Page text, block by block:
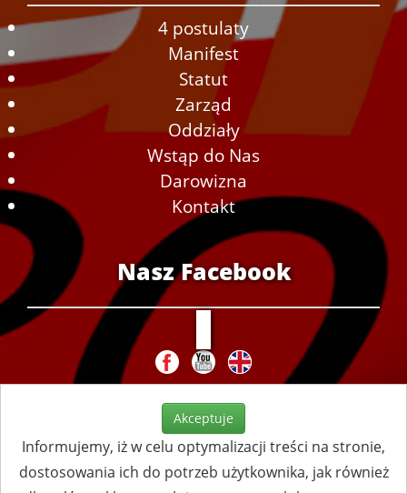
4 postulaty
Manifest
Statut
Zarząd
Oddziały
Wstąp do Nas
Darowizna
Kontakt
Nasz Facebook
Akceptuje
Informujemy, iż w celu optymalizacji treści na stronie,
dostosowania ich do potrzeb użytkownika, jak również